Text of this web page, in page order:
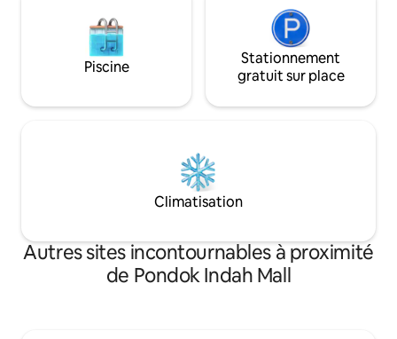
Piscine
Stationnement
gratuit sur place
Climatisation
Autres sites incontournables à proximité
de Pondok Indah Mall